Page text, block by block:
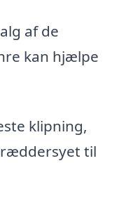
af de
kan hjælpe
klipning,
til